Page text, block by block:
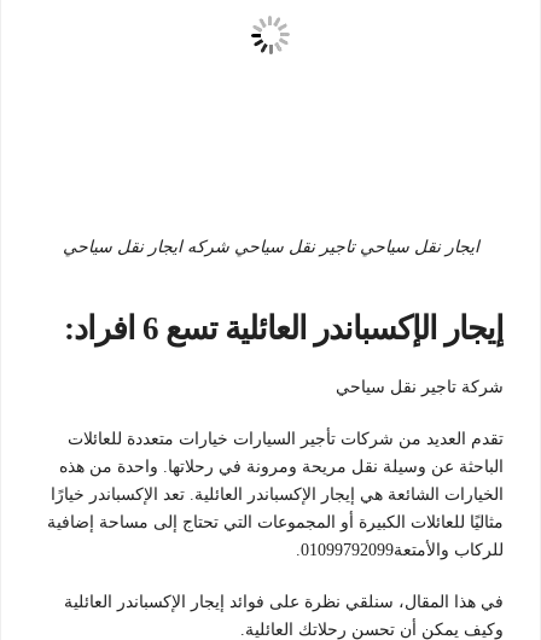
ايجار نقل سياحي تاجير نقل سياحي شركه ايجار نقل سياحي
إيجار الإكسباندر العائلية تسع 6 افراد:
شركة تاجير نقل سياحي
تقدم العديد من شركات تأجير السيارات خيارات متعددة للعائلات
الباحثة عن وسيلة نقل مريحة ومرونة في رحلاتها. واحدة من هذه
الخيارات الشائعة هي إيجار الإكسباندر العائلية. تعد الإكسباندر خيارًا
مثاليًا للعائلات الكبيرة أو المجموعات التي تحتاج إلى مساحة إضافية
للركاب والأمتعة01099792099.
في هذا المقال، سنلقي نظرة على فوائد إيجار الإكسباندر العائلية
وكيف يمكن أن تحسن رحلاتك العائلية.